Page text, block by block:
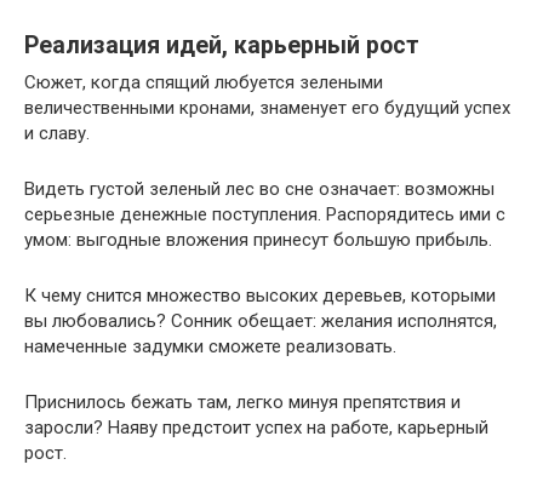
Реализация идей, карьерный рост
Сюжет, когда спящий любуется зелеными
величественными кронами, знаменует его будущий успех
и славу.
Видеть густой зеленый лес во сне означает: возможны
серьезные денежные поступления. Распорядитесь ими с
умом: выгодные вложения принесут большую прибыль.
К чему снится множество высоких деревьев, которыми
вы любовались? Сонник обещает: желания исполнятся,
намеченные задумки сможете реализовать.
Приснилось бежать там, легко минуя препятствия и
заросли? Наяву предстоит успех на работе, карьерный
рост.